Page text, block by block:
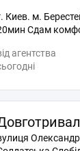
Киев. м.
Сдам
новая
комнате
агентства